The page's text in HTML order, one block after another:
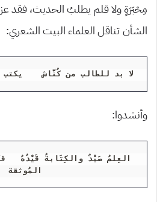
مِحْبَرَةٍ ولا قلم يطلبُ الحديث، فقد
الشأن تناقل العلماء البيت الشعري:
لا بد للطالب من كُنَّاش
وأنشدوا:
المُوثقة